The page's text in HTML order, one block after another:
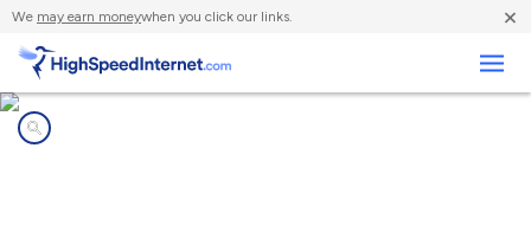
We may earn moneywhen you click our links. ×